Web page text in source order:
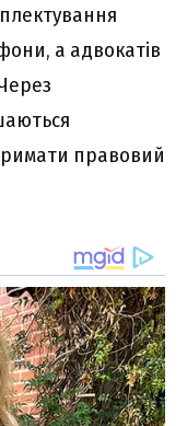
а адвокатів
правовий